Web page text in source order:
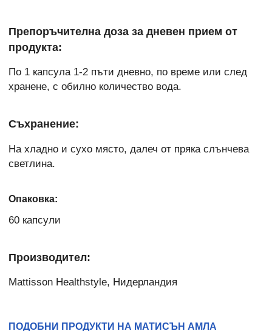
Препоръчителна доза за дневен прием от
продукта:
По 1 капсула 1-2 пъти дневно, по време или след
хранене, с обилно количество вода.
Съхранение:
На хладно и сухо място, далеч от пряка слънчева
светлина.
Опаковка:
60 капсули
Производител:
Mattisson Healthstyle, Нидерландия
ПОДОБНИ ПРОДУКТИ НА МАТИСЪН АМЛА